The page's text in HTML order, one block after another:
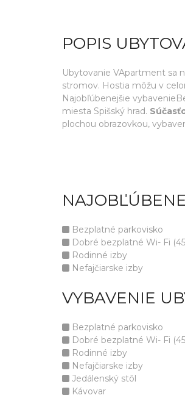
POPIS
Ubytovanie VApartment sa
stromov. Hostia môžu v
Najobľúbenejšie
miesta Spišský hrad.
plochou obrazovkou,
Bezplatné parkovisko
Dobré bezplatné Wi- Fi
Rodinné izby
Nefajčiarske izby
VYBAVENIE
Bezplatné parkovisko
Dobré bezplatné Wi- Fi
Rodinné izby
Nefajčiarske izby
Jedálenský stôl
Kávovar